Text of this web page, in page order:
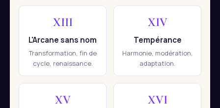
XIII
L'Arcane sans nom
Transformation, fin de
cycle, renaissance.
XIV
Tempérance
Harmonie, modération,
adaptation.
XV XVI